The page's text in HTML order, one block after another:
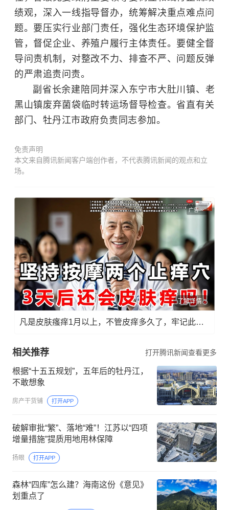
绩观，深入一线指导督办，统筹解决重点难点问
题。要压实行业部门责任，强化生态环境保护监
管，督促企业、养殖户履行主体责任。要健全督
导问责机制，对整改不力、排查不严、问题反弹
的严肃追责问责。
副省长余建陪同并深入东宁市大肚川镇、老
黑山镇废弃菌袋临时转运场督导检查。省直有关
部门、牡丹江市政府负责同志参加。
免责声明
本文来自腾讯新闻客户端创作者，不代表腾讯新闻的观点和立
场。
广告
了解详情
凡是皮肤瘙痒1月以上，不管皮痒多久了，牢记此法，快！准！狠！
相关推荐 打开腾讯新闻查看更多
根据“十五五规划”，五年后的牡丹江，
不敢想象
房产干货铺 打开APP
破解审批“繁”、落地“难”！江苏以“四项
增量措施”提质用地用林保障
扬眼 打开APP
森林“四库”怎么建？海南这份《意见》
划重点了